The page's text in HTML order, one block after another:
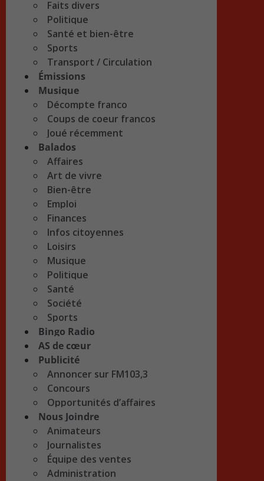
Faits divers
Politique
Santé et bien-être
Sports
Transport / Circulation
Émissions
Musique
Décompte franco
Coups de coeur francos
Joué récemment
Balados
Affaires
Art de vivre
Bien-être
Emploi
Finances
Infos citoyennes
Loisirs
Musique
Politique
Santé
Société
Sports
Bingo Radio
AS de cœur
Publicité
Annoncer sur FM103,3
Concours
Opportunités d’affaires
Nous Joindre
Animateurs
Journalistes
Équipe des ventes
Administration